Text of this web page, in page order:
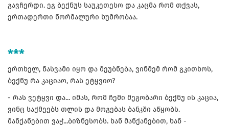
გავჩერდი. ეგ ბექნუს საუკეთესო და კაცმა რომ თქვას,
ერთადერთი ნორმალური ხუმრობაა.
***
ერთხელ, ნასვამი იყო და მეუბნება, ვინმემ რომ გკითხოს,
ბექნუ რა კაციაო, რას ეტყვიო?
- რას ვეტყვი და... იმას, რომ ჩემი მეგობარი ბექნუ ის კაცია,
ვინც საქმეებს თლის და მოგებას ბანკში აწყობს.
მანქანებით ვაჭ...ბიზნესობს. ხან მანქანებით, ხან -